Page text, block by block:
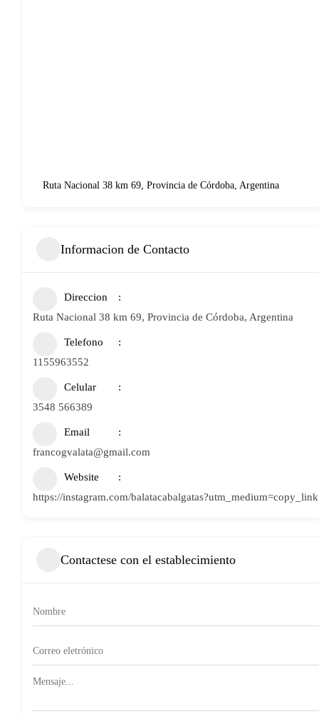
Ruta Nacional 38 km 69, Provincia de Córdoba, Argentina
Informacion de Contacto
Direccion
Ruta Nacional 38 km 69, Provincia de Córdoba, Argentina
Telefono
1155963552
Celular
3548 566389
Email
francogvalata@gmail.com
Website
https://instagram.com/balatacabalgatas?utm_medium=copy_link
Contactese con el establecimiento